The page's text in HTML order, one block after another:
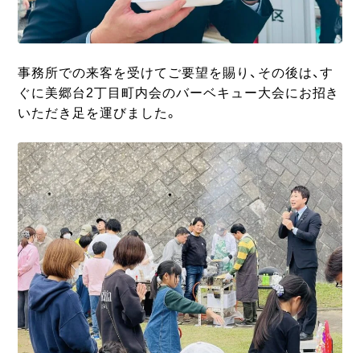
事務所での来客を受けてご要望を賜り、その後は、す
ぐに美郷台2丁目町内会のバーベキュー大会にお招き
いただき足を運びました。